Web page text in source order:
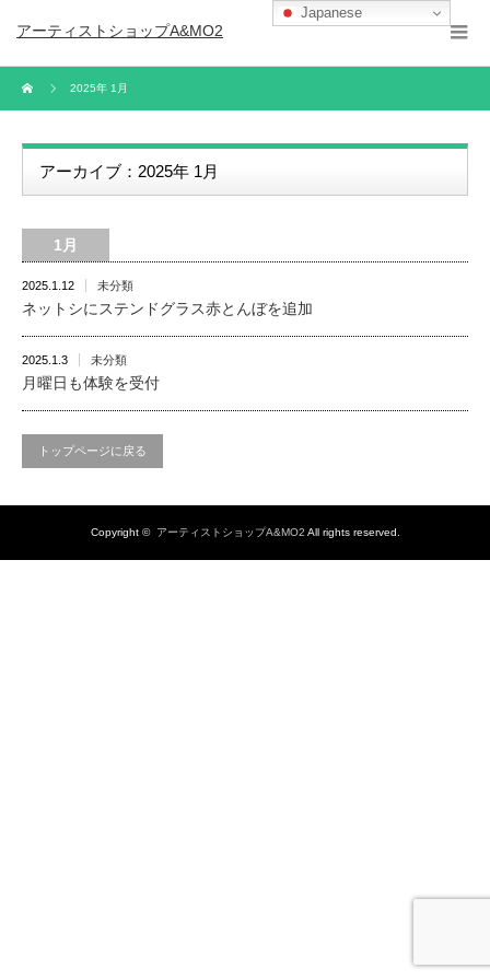
アーティストショップA&MO2
2025年 1月
アーカイブ：2025年 1月
1月
2025.1.12 未分類
ネットシにステンドグラス赤とんぼを追加
2025.1.3 未分類
月曜日も体験を受付
トップページに戻る
Copyright © アーティストショップA&MO2 All rights reserved.
Japanese